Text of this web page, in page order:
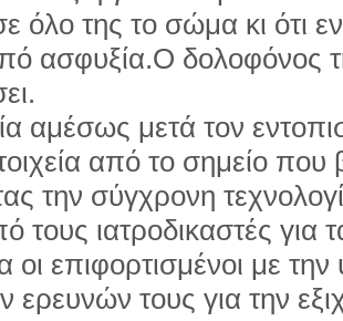
όλο της το σώμα κι ότι
ασφυξία.Ο δολοφόνος
αμέσως μετά τον
από το σημείο
την σύγχρονη
τους ιατροδικαστές
οι επιφορτισμένοι με
ερευνών τους για την